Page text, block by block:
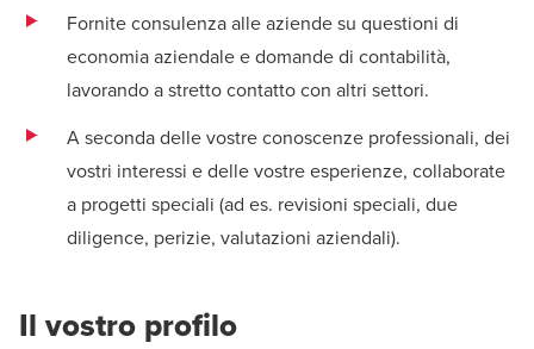
Fornite consulenza alle aziende su questioni di
economia aziendale e domande di contabilità,
lavorando a stretto contatto con altri settori.
A seconda delle vostre conoscenze professionali, dei
vostri interessi e delle vostre esperienze, collaborate
a progetti speciali (ad es. revisioni speciali, due
diligence, perizie, valutazioni aziendali).
Il vostro profilo